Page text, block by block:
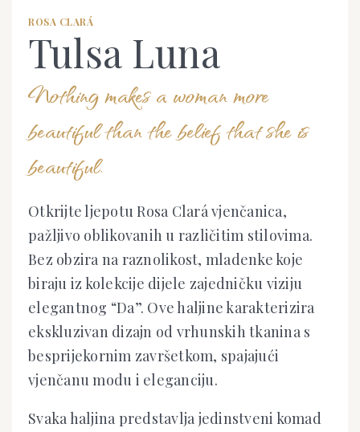
Tulsa Luna
Nothing makes a woman more
beautiful than the belief that she is
beautiful.
Otkrijte ljepotu Rosa Clará vjenčanica,
pažljivo oblikovanih u različitim stilovima.
Bez obzira na raznolikost, mladenke koje
biraju iz kolekcije dijele zajedničku viziju
elegantnog “Da”. Ove haljine karakterizira
ekskluzivan dizajn od vrhunskih tkanina s
besprijekornim završetkom, spajajući
vjenčanu modu i eleganciju.
Svaka haljina predstavlja jedinstveni komad
ROSA CLARÁ